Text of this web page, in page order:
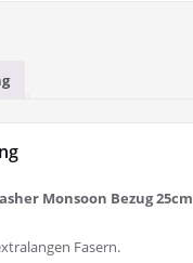
Monsoon Bezug 25cm
Fasern.